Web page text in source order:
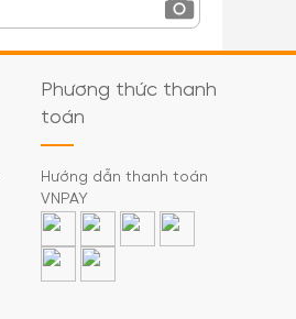
Phương thức thanh
toán
Hướng dẫn thanh toán
VNPAY